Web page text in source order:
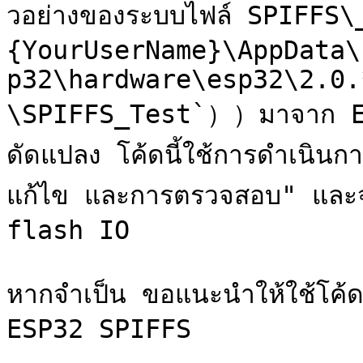
วอย่างของระบบไฟล์
\SPIFFS_Test`））มาจาก
ดัดแปลง โค้ดนี้ใช้การดำเนิน
แก้ไข และการตรวจสอบ" แล
flash IO
หากจำเป็น ขอแนะนำให้ใช้โค้
ESP32 SPIFFS